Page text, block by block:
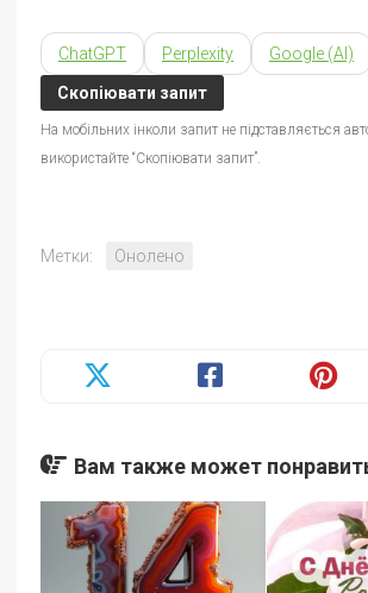
ChatGPT Perplexity Google (AI)
Скопіювати запит
На мобільних інколи запит не підставляється
використайте “Скопіювати запит”.
Метки: Онолено
Вам также может